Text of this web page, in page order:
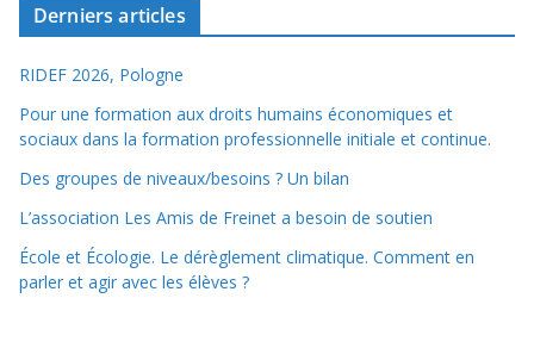
Derniers articles
RIDEF 2026, Pologne
Pour une formation aux droits humains économiques et
sociaux dans la formation professionnelle initiale et continue.
Des groupes de niveaux/besoins ? Un bilan
L’association Les Amis de Freinet a besoin de soutien
École et Écologie. Le dérèglement climatique. Comment en
parler et agir avec les élèves ?